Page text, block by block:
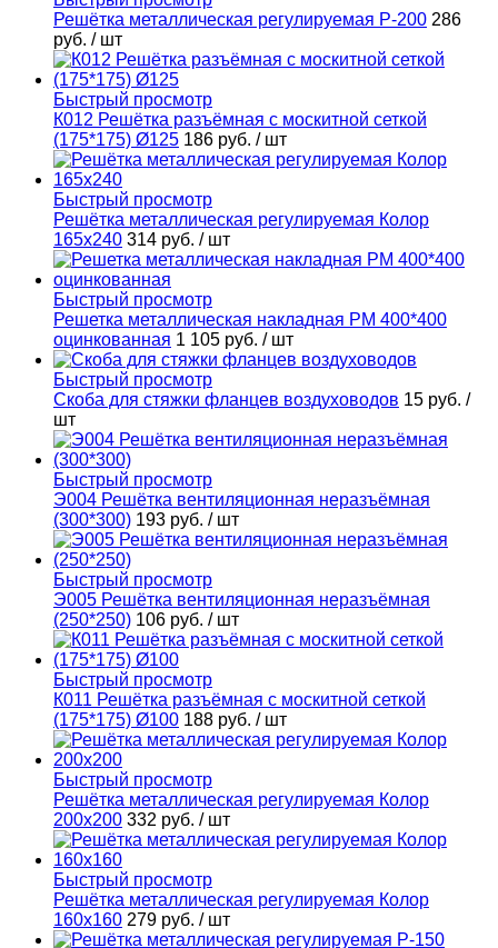
Решётка металлическая регулируемая Р-200 286
руб. / шт
Быстрый просмотр
К012 Решётка разъёмная с москитной сеткой
(175*175) Ø125 186 руб. / шт
Быстрый просмотр
Решётка металлическая регулируемая Колор
165х240 314 руб. / шт
Быстрый просмотр
Решетка металлическая накладная РМ 400*400
оцинкованная 1 105 руб. / шт
Быстрый просмотр
Скоба для стяжки фланцев воздуховодов 15 руб. /
шт
Быстрый просмотр
Э004 Решётка вентиляционная неразъёмная
(300*300) 193 руб. / шт
Быстрый просмотр
Э005 Решётка вентиляционная неразъёмная
(250*250) 106 руб. / шт
Быстрый просмотр
К011 Решётка разъёмная с москитной сеткой
(175*175) Ø100 188 руб. / шт
Быстрый просмотр
Решётка металлическая регулируемая Колор
200х200 332 руб. / шт
Быстрый просмотр
Решётка металлическая регулируемая Колор
160х160 279 руб. / шт